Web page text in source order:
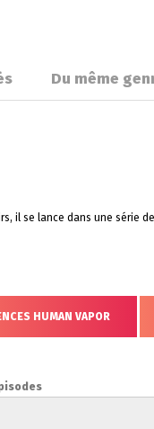
Du même
il se lance dans une série
HUMAN VAPOR